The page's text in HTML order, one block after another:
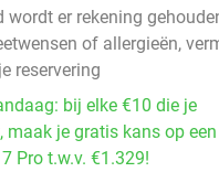
wordt er rekening
of allergieën,
reservering
bij elke €10 die je
maak je gratis kans op een
Pro t.w.v. €1.329!